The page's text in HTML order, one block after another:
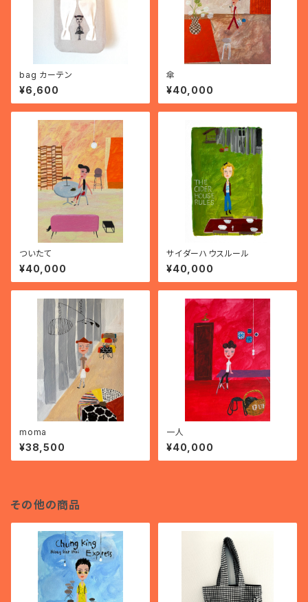
bag カーテン
¥6,600
傘
¥40,000
ついたて
¥40,000
サイダーハウスルール
¥40,000
moma
¥38,500
一人
¥40,000
その他の商品